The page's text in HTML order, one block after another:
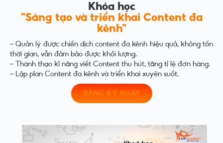
Khóa học
"Sáng tạo và triển khai Content đa
kênh"
– Quản lý được chiến dịch content đa kênh hiệu quả, không tốn
thời gian, vẫn đảm bảo được khối lượng.
– Thành thạo kĩ năng viết Content thu hút, tăng tỉ lệ đơn hàng.
– Lập plan Content đa kênh và triển khai xuyên suốt.
ĐĂNG KÝ NGAY